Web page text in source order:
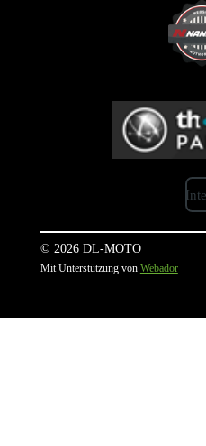
© 2026 DL-MOTO
Mit Unterstützung von Webador